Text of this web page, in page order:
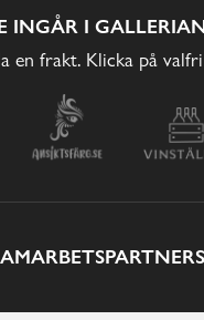
INGÅR I
en frakt. Klicka på